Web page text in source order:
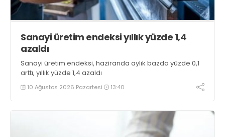
Sanayi üretim endeksi yıllık yüzde 1,4
azaldı
Sanayi üretim endeksi, haziranda aylık bazda yüzde 0,1
arttı, yıllık yüzde 1,4 azaldı
10 Ağustos 2026 Pazartesi 13:40